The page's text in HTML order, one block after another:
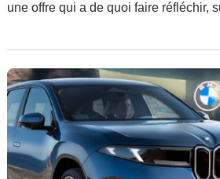
une offre qui a de quoi faire réfléchir,